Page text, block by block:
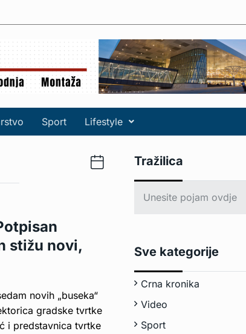
Sport Lifestyle
stižu novi,
novih „buseka“
gradske tvrtke
i predstavnica tvrtke
Tražilica
Sve kategorije
Crna kronika
Video
Sport